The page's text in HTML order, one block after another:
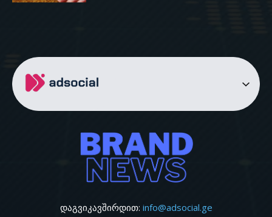
დაგვიკავშირდით: info@adsocial.ge